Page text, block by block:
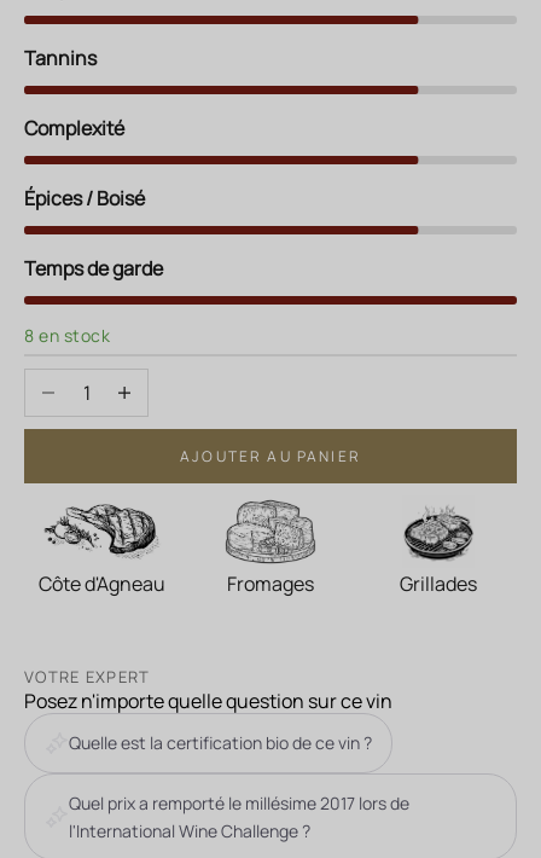
Tannins
Complexité
Épices / Boisé
Temps de garde
8 en stock
Diminuer la quantitéAugmenter la quantité
AJOUTER AU PANIER
Côte d'Agneau Fromages Grillades
VOTRE EXPERT
Posez n'importe quelle question sur ce vin
Quelle est la certification bio de ce vin ?
Quel prix a remporté le millésime 2017 lors de
l'International Wine Challenge ?